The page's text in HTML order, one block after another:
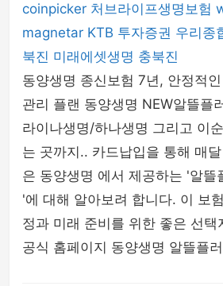
coinpicker 처브라이프생명보험
magnetar KTB 투자증권 우리종
북진 미래에셋생명 충북진
동양생명 종신보험 7년, 안정적
관리 플랜 동양생명 NEW알뜰플
라이나생명/하나생명 그리고 이
는 곳까지.. 카드납입을 통해 매
은 동양생명 에서 제공하는 '알뜰
'에 대해 알아보려 합니다. 이 보
정과 미래 준비를 위한 좋은 선택
공식 홈페이지 동양생명 알뜰플